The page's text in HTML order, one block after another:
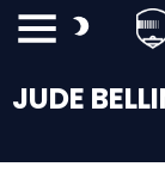
JUDE